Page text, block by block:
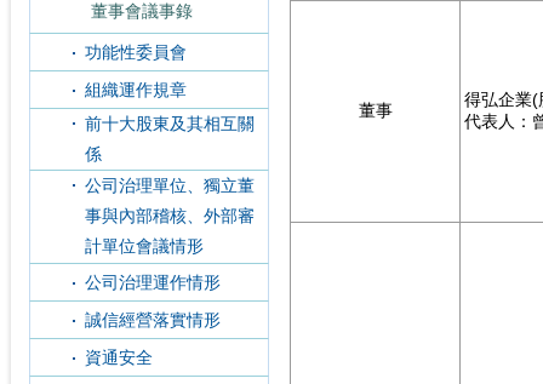
董事會議事錄
功能性委員會
組織運作規章
前十大股東及其相互關
係
公司治理單位、獨立董
事與內部稽核、外部審
計單位會議情形
公司治理運作情形
誠信經營落實情形
資通安全
董事
得弘企業(
代表人：